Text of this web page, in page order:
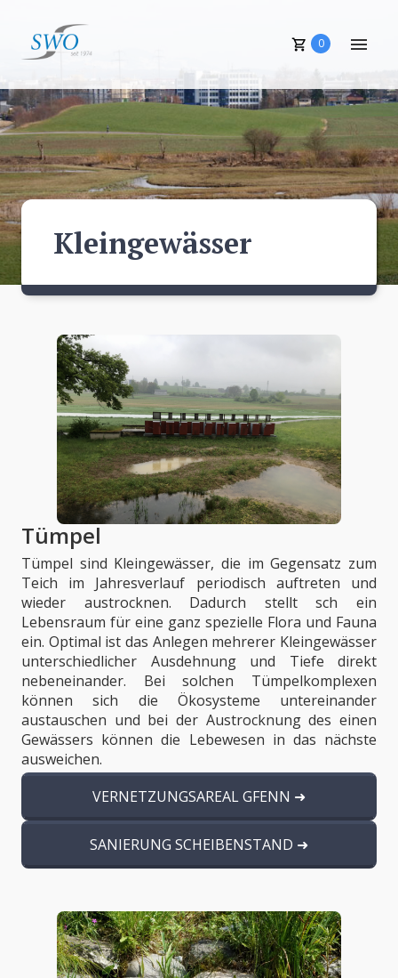
0
Kleingewässer
Tümpel
Tümpel sind Kleingewässer, die im Gegensatz zum
Teich im Jahresverlauf periodisch auftreten und
wieder austrocknen. Dadurch stellt sch ein
Lebensraum für eine ganz spezielle Flora und Fauna
ein. Optimal ist das Anlegen mehrerer Kleingewässer
unterschiedlicher Ausdehnung und Tiefe direkt
nebeneinander. Bei solchen Tümpelkomplexen
können sich die Ökosysteme untereinander
austauschen und bei der Austrocknung des einen
Gewässers können die Lebewesen in das nächste
ausweichen.
VERNETZUNGSAREAL GFENN
SANIERUNG SCHEIBENSTAND